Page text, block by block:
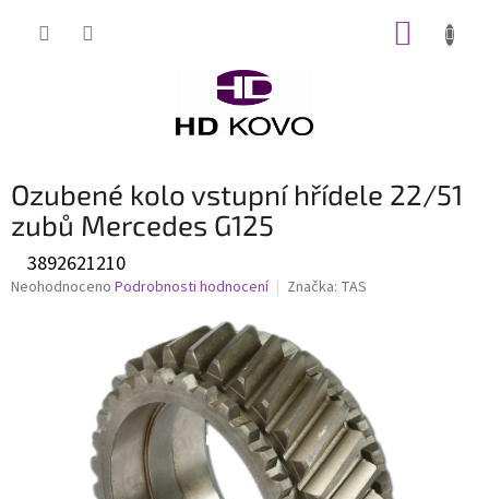
Ozubené kolo vstupní hřídele 22/51
zubů Mercedes G125
3892621210
Průměrné
Neohodnoceno Podrobnosti hodnocení Značka: TAS